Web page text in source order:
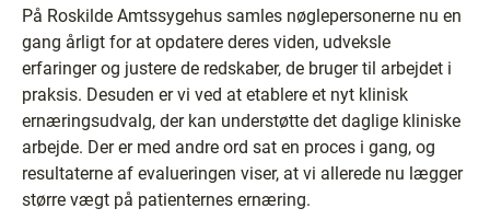
På Roskilde Amtssygehus samles nøglepersonerne nu en
gang årligt for at opdatere deres viden, udveksle
erfaringer og justere de redskaber, de bruger til arbejdet i
praksis. Desuden er vi ved at etablere et nyt klinisk
ernæringsudvalg, der kan understøtte det daglige kliniske
arbejde. Der er med andre ord sat en proces i gang, og
resultaterne af evalueringen viser, at vi allerede nu lægger
større vægt på patienternes ernæring.